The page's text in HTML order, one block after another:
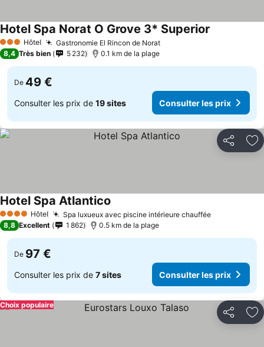
3 ÉtoilesHôtel Gastronomie El Rincon de NoratConsulter les prix
Hotel Spa Norat O Grove 3* Superior
8,4 Très bien 5 232 0.1 km de la plage
De 49 €
Consulter les prix de 19 sites Consulter les prix
Partager
4 Étoiles Hôtel Spa luxueux avec piscine intérieure chaufféeConsulter
Hotel Spa Atlantico
8,8 Excellent 1 862 0.5 km de la plage
De 97 €
Consulter les prix de 7 sites Consulter les prix
Partager
Choix populaire